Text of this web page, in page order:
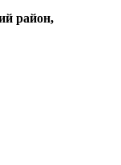
район,